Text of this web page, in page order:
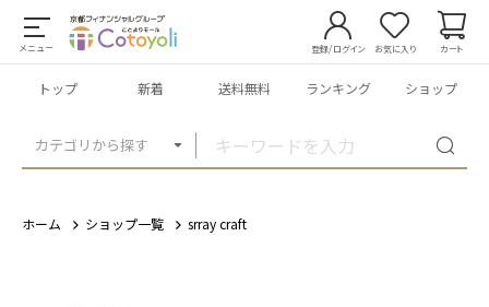
メニュー
カテゴリから探す
登録/ログイン お気に入り カート
トップ 新着 送料無料 ランキング ショップ
ホーム ショップ一覧 srray craft